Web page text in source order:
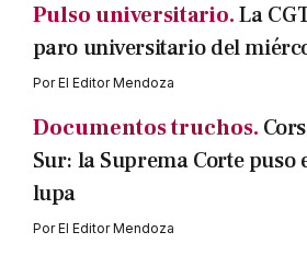
Pulso universitario.La
paro universitario del
PorEl Editor Mendoza
Documentos truchos.
Sur: la Suprema Corte puso
lupa
PorEl Editor Mendoza